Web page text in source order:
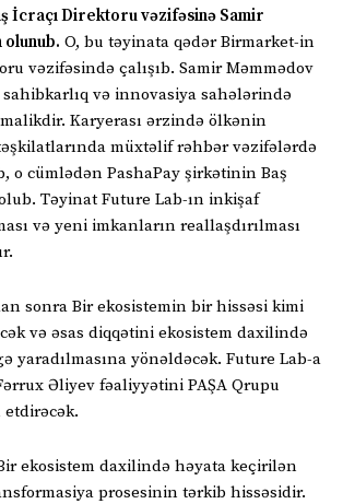
İcraçı Direktoru vəzifəsinə Samir
olunub. O, bu təyinata qədər Birmarket-in
vəzifəsində çalışıb. Samir Məmmədov
və innovasiya sahələrində
Karyerası ərzində ölkənin
müxtəlif rəhbər vəzifələrdə
o cümlədən PashaPay şirkətinin Baş
Təyinat Future Lab-ın inkişaf
və yeni imkanların reallaşdırılması
sonra Bir ekosistemin bir hissəsi kimi
və əsas diqqətini ekosistem daxilində
yaradılmasına yönəldəcək. Future Lab-a
Əliyev fəaliyyətini PAŞA Qrupu
ekosistem daxilində həyata keçirilən
prosesinin tərkib hissəsidir.